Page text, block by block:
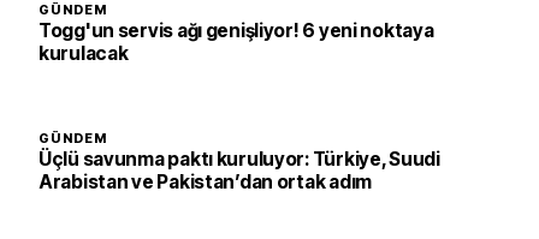
GÜNDEM
Togg'un servis ağı genişliyor! 6 yeni noktaya
kurulacak
GÜNDEM
Üçlü savunma paktı kuruluyor: Türkiye, Suudi
Arabistan ve Pakistan’dan ortak adım